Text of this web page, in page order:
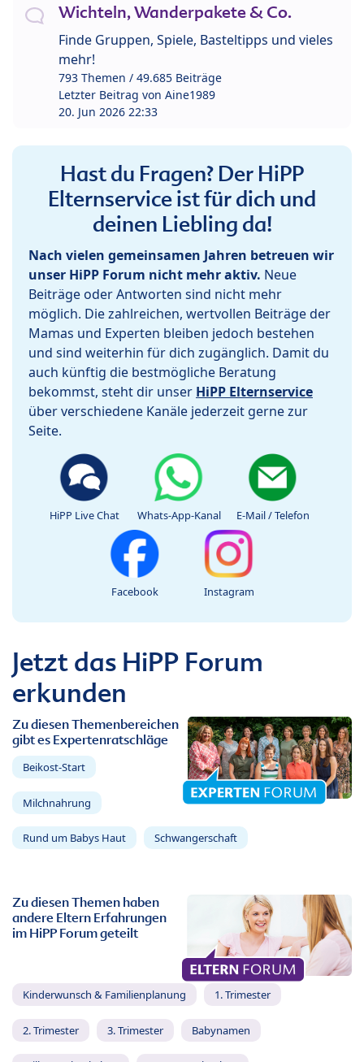
Wichteln, Wanderpakete & Co.
Finde Gruppen, Spiele, Basteltipps und vieles
mehr!
793 Themen / 49.685 Beiträge
Letzter Beitrag von Aine1989
20. Jun 2026 22:33
Hast du Fragen? Der HiPP
Elternservice ist für dich und
deinen Liebling da!
Nach vielen gemeinsamen Jahren betreuen wir
unser HiPP Forum nicht mehr aktiv. Neue
Beiträge oder Antworten sind nicht mehr
möglich. Die zahlreichen, wertvollen Beiträge der
Mamas und Experten bleiben jedoch bestehen
und sind weiterhin für dich zugänglich. Damit du
auch künftig die bestmögliche Beratung
bekommst, steht dir unser HiPP Elternservice
über verschiedene Kanäle jederzeit gerne zur
Seite.
HiPP Live Chat Whats-App-Kanal E-Mail / Telefon
Facebook Instagram
Jetzt das HiPP Forum
erkunden
Zu diesen Themenbereichen
gibt es Expertenratschläge
Beikost-Start
Milchnahrung
Rund um Babys Haut Schwangerschaft
Zu diesen Themen haben
andere Eltern Erfahrungen
im HiPP Forum geteilt
Kinderwunsch & Familienplanung 1. Trimester
2. Trimester 3. Trimester Babynamen